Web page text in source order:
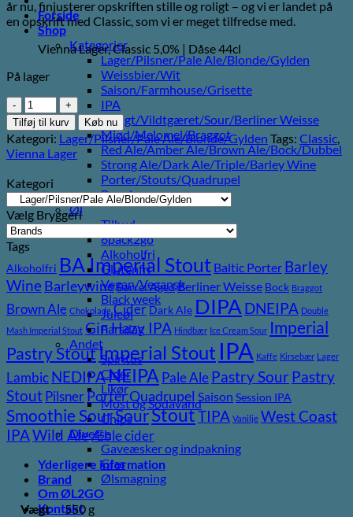
Forside
Shop
Kategorier
Lager/Pilsner/Pale Ale/Blonde/Gylden
Weissbier/Wit
Saison/Farmhouse/Grisette
IPA
Syrligt/Vildtgæret/Sour/Berliner Weisse
Mjød/Melomel/Braggot
Red Ale/Amber Ale/Brown Ale/Bock/Dubbel
Strong Ale/Dark Ale/Triple/Barley Wine
Porter/Stouts/Quadrupel
Røgøl
Øl
Tilbud
6pack2go
Alkoholfri
Glutenfri
Vegan/Vegansk
Black week
Juleøl
Farsdag
Andet
Spiritus
Cider
Likør
Most og Sodavand
Chips
Diverse
Gaveæsker og indpakning
Glas
Ølsmagning
Om ØL2GO
Kontakt
år nu, finjusterer opskriften stille og roligt – og vi er landet på
en opskrift med Classic, som vi er meget tilfredse med.
Vienna Lager, Classic 5,0% | Dåse 44cl
På lager
Bad
Seed
Brewing
Classic
antal
Tilføj til kurv Køb nu
Kategori: Lager/Pilsner/Pale Ale/Blonde/Gylden Tags: Classic,
Vienna Lager
Kategori
Vælg Bryggeri
Tags
Alkoholfri BA Imperial Stout Baltic Porter Barley
Wine BarleywineBarrel AgedBerliner Weisse Bock Braggot
Brown Ale Chokolade CiderDark Ale DIPA DNEIPA Double
Mash Imperial Stout GinHazy IPA Hindbær Ice Cream Sour Imperial
Pastry StoutImperial Stout IPA Kaffe Kirsebær Lager
LambicNEDIPANEIPA Pale Ale Pastry Sour Pastry
StoutPilsnerPorterQuadrupel Saison Session IPA
Smoothie SourSourStoutTIPA Vanilje West Coast
IPAWild AleÆble cider
Yderligere information
Brand
Vægt
550 g